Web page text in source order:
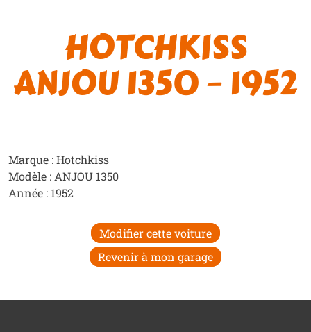
HOTCHKISS
ANJOU 1350 – 1952
Marque : Hotchkiss
Modèle : ANJOU 1350
Année : 1952
Modifier cette voiture
Revenir à mon garage